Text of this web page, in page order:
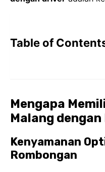
Table of
Mengapa
Malang
Kenyamanan
Rombongan